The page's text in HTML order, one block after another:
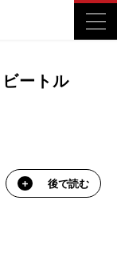
ートル
後で読む